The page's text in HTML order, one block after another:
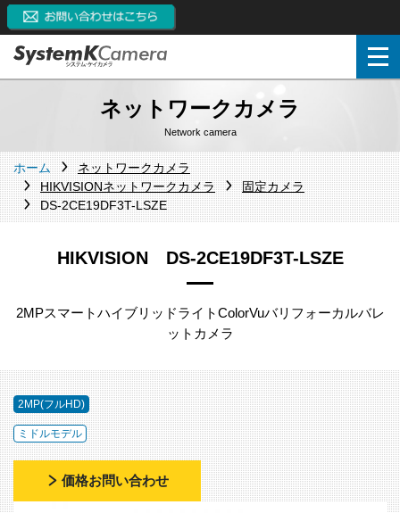
ネットワークカメラ
Network camera
ホーム
ネットワークカメラ
HIKVISIONネットワークカメラ
固定カメラ
DS-2CE19DF3T-LSZE
HIKVISION DS-2CE19DF3T-LSZE
2MPスマートハイブリッドライトColorVuバリフォーカルバレ
ットカメラ
2MP(フルHD)
ミドルモデル
価格お問い合わせ